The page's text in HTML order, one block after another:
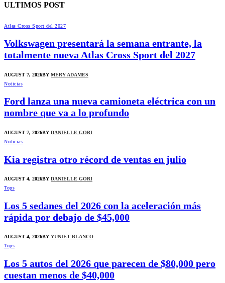
ULTIMOS POST
Atlas Cross Sport del 2027
Volkswagen presentará la semana entrante, la
totalmente nueva Atlas Cross Sport del 2027
AUGUST 7, 2026BY MERY ADAMES
Noticias
Ford lanza una nueva camioneta eléctrica con un
nombre que va a lo profundo
AUGUST 7, 2026BY DANIELLE GORI
Noticias
Kia registra otro récord de ventas en julio
AUGUST 4, 2026BY DANIELLE GORI
Tops
Los 5 sedanes del 2026 con la aceleración más
rápida por debajo de $45,000
AUGUST 4, 2026BY YUNIET BLANCO
Tops
Los 5 autos del 2026 que parecen de $80,000 pero
cuestan menos de $40,000